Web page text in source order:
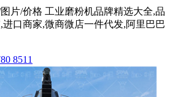
片/价格 工业磨粉机品牌精选大全,品
进口商家,微商微店一件代发,阿里巴巴
8511